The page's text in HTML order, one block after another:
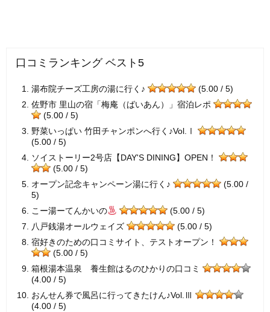
口コミランキング ベスト5
湯布院チーズ工房の湯に行く♪
(5.00 / 5)
佐野市 里山の宿「梅庵（ばいあん）」宿泊レポ
(5.00 / 5)
野菜いっぱい 竹田チャンポンへ行く♪Vol.Ⅰ
(5.00 / 5)
ソイストーリー2号店【DAY'S DINING】OPEN！
(5.00 / 5)
オープン記念キャンペーン湯に行く♪
(5.00 /
5)
こー湯ーてんかいの
(5.00 / 5)
八戸銭湯オールウェイズ
(5.00 / 5)
宿好きのための口コミサイト、テストオープン！
(5.00 / 5)
箱根湯本温泉 養生館はるのひかりの口コミ
(4.00 / 5)
おんせん券で風呂に行ってきたけん♪Vol.Ⅲ
(4.00 / 5)